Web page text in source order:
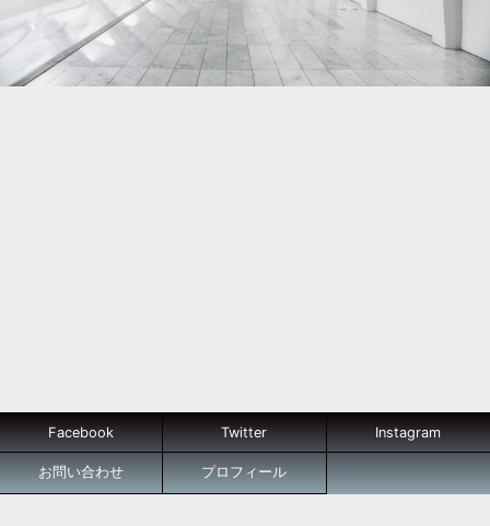
Facebook Twitter Instagram
お問い合わせ プロフィール